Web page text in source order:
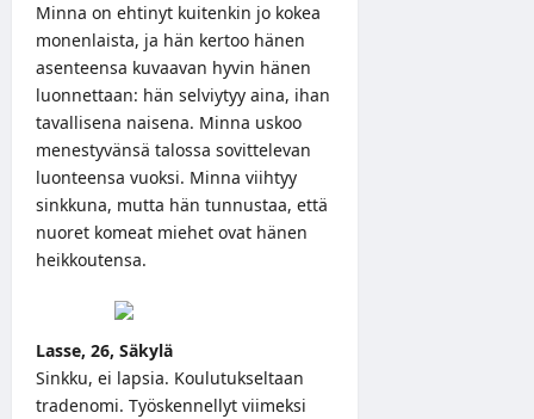
Minna on ehtinyt kuitenkin jo kokea
monenlaista, ja hän kertoo hänen
asenteensa kuvaavan hyvin hänen
luonnettaan: hän selviytyy aina, ihan
tavallisena naisena. Minna uskoo
menestyvänsä talossa sovittelevan
luonteensa vuoksi. Minna viihtyy
sinkkuna, mutta hän tunnustaa, että
nuoret komeat miehet ovat hänen
heikkoutensa.
Lasse, 26, Säkylä
Sinkku, ei lapsia. Koulutukseltaan
tradenomi. Työskennellyt viimeksi